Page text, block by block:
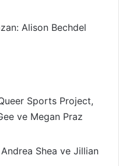
Alison Bechdel
Sports Project,
ve Megan Praz
Shea ve Jillian